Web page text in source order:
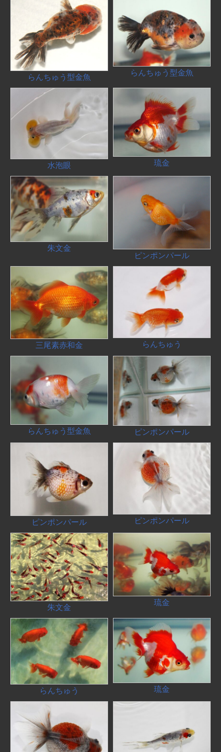
らんちゅう型金魚 らんちゅう型金魚
水泡眼 琉金
朱文金
ピンポンパール
三尾素赤和金 らんちゅう
らんちゅう型金魚 ピンポンパール
ピンポンパール ピンポンパール
朱文金 琉金
らんちゅう 琉金